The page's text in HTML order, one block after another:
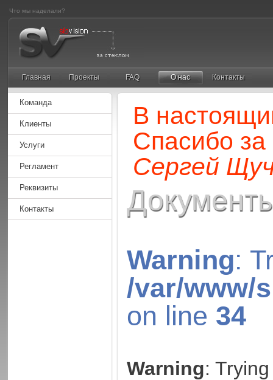
Что мы наделали?
Главная Проекты FAQ О нас Контакты
Команда
Клиенты
Услуги
Регламент
Реквизиты
Контакты
В
Спасибо
Сергей
Warning:
/var/www/
on line 34
Warning: